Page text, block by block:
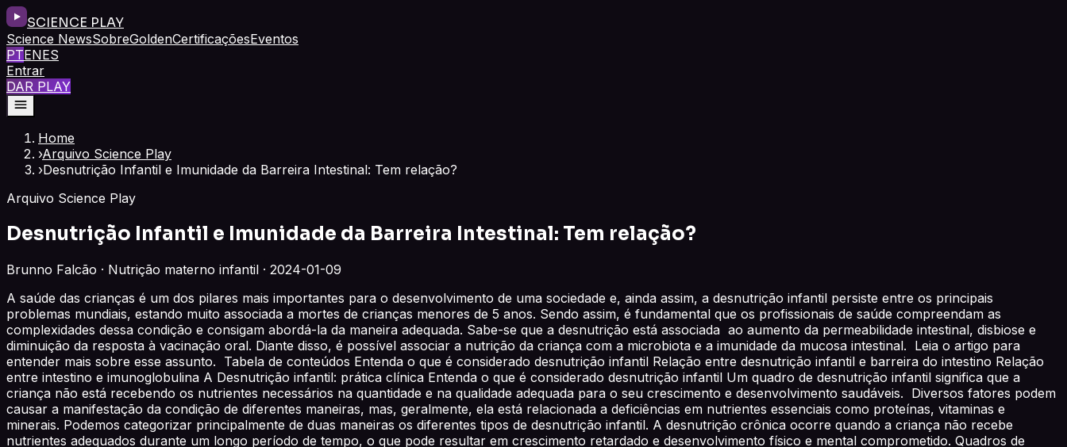
SCIENCE PLAY
Science NewsSobreGoldenCertificaçõesEventos
PTENES
Entrar
DAR PLAY
Home
›Arquivo Science Play
›Desnutrição Infantil e Imunidade da Barreira Intestinal: Tem relação?
Arquivo Science Play
Desnutrição Infantil e Imunidade da Barreira Intestinal: Tem relação?
Brunno Falcão · Nutrição materno infantil · 2024-01-09
A saúde das crianças é um dos pilares mais importantes para o desenvolvimento de uma sociedade e, ainda assim, a desnutrição infantil persiste entre os principais
problemas mundiais, estando muito associada a mortes de crianças menores de 5 anos. Sendo assim, é fundamental que os profissionais de saúde compreendam as
complexidades dessa condição e consigam abordá-la da maneira adequada. Sabe-se que a desnutrição está associada ao aumento da permeabilidade intestinal, disbiose e
diminuição da resposta à vacinação oral. Diante disso, é possível associar a nutrição da criança com a microbiota e a imunidade da mucosa intestinal. Leia o artigo para
entender mais sobre esse assunto. Tabela de conteúdos Entenda o que é considerado desnutrição infantil Relação entre desnutrição infantil e barreira do intestino Relação
entre intestino e imunoglobulina A Desnutrição infantil: prática clínica Entenda o que é considerado desnutrição infantil Um quadro de desnutrição infantil significa que a
criança não está recebendo os nutrientes necessários na quantidade e na qualidade adequada para o seu crescimento e desenvolvimento saudáveis. Diversos fatores podem
causar a manifestação da condição de diferentes maneiras, mas, geralmente, ela está relacionada a deficiências em nutrientes essenciais como proteínas, vitaminas e
minerais. Podemos categorizar principalmente de duas maneiras os diferentes tipos de desnutrição infantil. A desnutrição crônica ocorre quando a criança não recebe
nutrientes adequados durante um longo período de tempo, o que pode resultar em crescimento retardado e desenvolvimento físico e mental comprometido. Quadros de